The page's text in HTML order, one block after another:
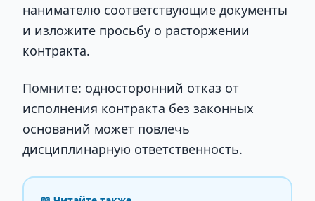
нанимателю соответствующие документы
и изложите просьбу о расторжении
контракта.
Помните: односторонний отказ от
исполнения контракта без законных
оснований может повлечь
дисциплинарную ответственность.